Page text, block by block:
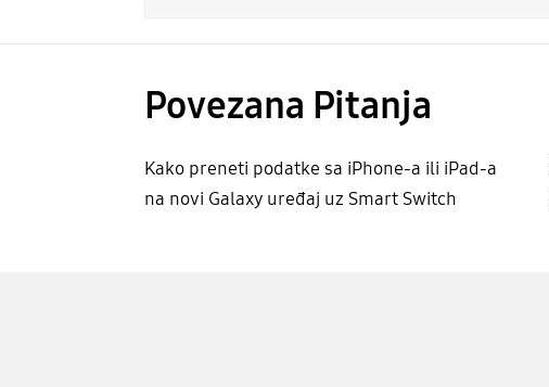
Povezana Pitanja
Kako preneti podatke sa iPhone-a ili iPad-a
na novi Galaxy uređaj uz Smart Switch